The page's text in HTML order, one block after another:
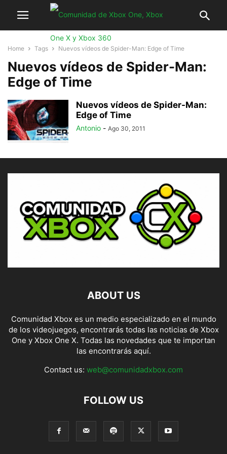
Home Tags Nuevos vídeos de Spider-Man: Edge of Time
Nuevos vídeos de Spider-Man:
Edge of Time
Nuevos vídeos de Spider-Man:
Edge of Time
Antonio - Ago 30, 2011
ABOUT US
Comunidad Xbox es un medio especializado en el mundo
de los videojuegos, encontrarás todas las noticias de Xbox
One y Xbox One X. Todas las novedades que te importan
las encontrarás aquí.
Contact us: web@comunidadxbox.com
FOLLOW US